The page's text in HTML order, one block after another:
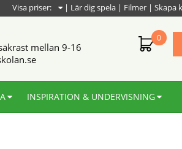
| Lär dig spela | Filmer | Skapa
Visa priser:
mellan 9-16
0
INSPIRATION & UNDERVISNING